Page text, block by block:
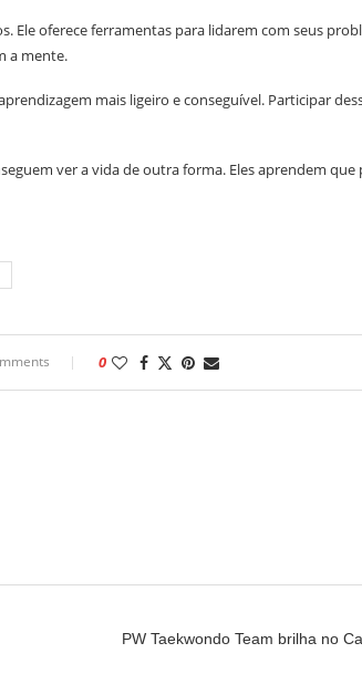
oferece ferramentas para lidarem com seus
a mente.
mais ligeiro e conseguível. Participar
ver a vida de outra forma. Eles aprendem
0
PW Taekwondo Team brilha no